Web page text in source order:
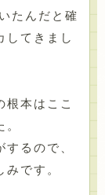
たんだと確
してきまし
根本はここ
るので、
です。